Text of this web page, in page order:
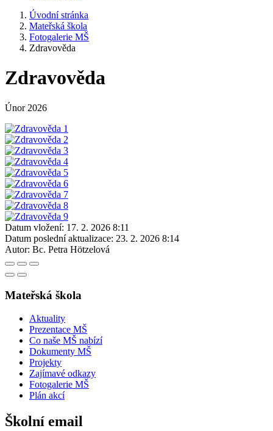
Úvodní stránka
Mateřská škola
Fotogalerie MŠ
Zdravověda
Zdravověda
Únor 2026
Datum vložení: 17. 2. 2026 8:11
Datum poslední aktualizace: 23. 2. 2026 8:14
Autor: Bc. Petra Hötzelová
Mateřská škola
Aktuality
Prezentace MŠ
Co naše MŠ nabízí
Dokumenty MŠ
Projekty
Zajímavé odkazy
Fotogalerie MŠ
Plán akcí
Školní email